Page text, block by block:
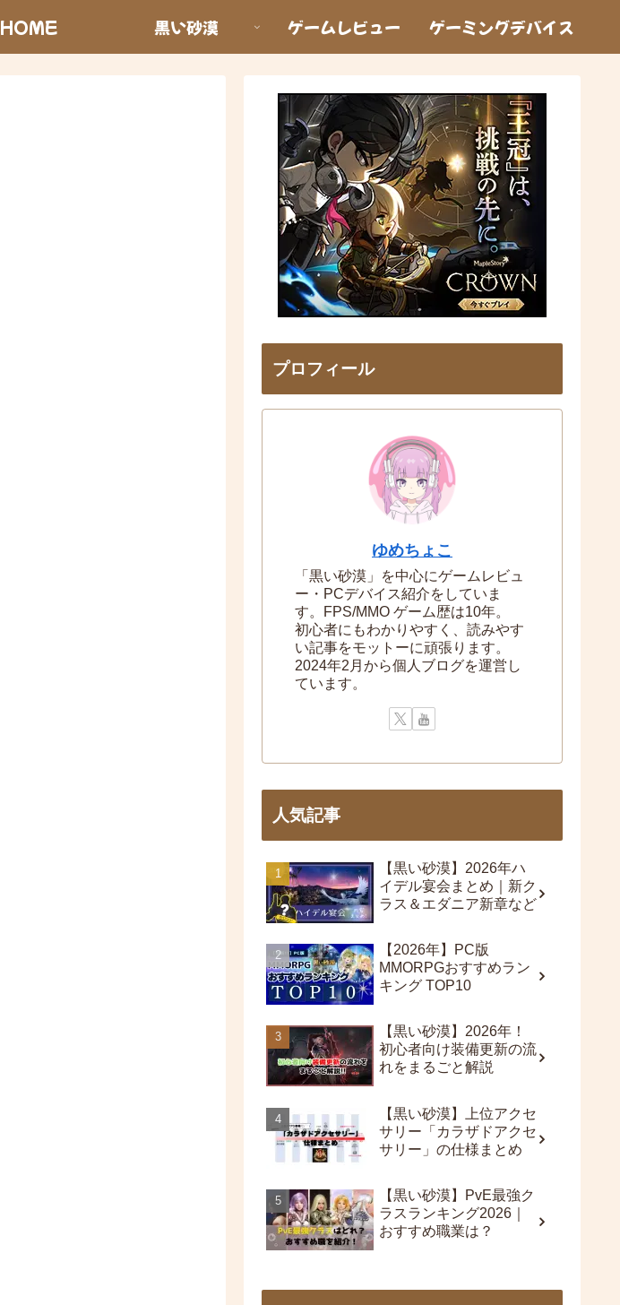
HOME 黒い砂漠 ゲームレビュー ゲーミングデバイス
プロフィール
ゆめちょこ
「黒い砂漠」を中心にゲームレビュ
ー・PCデバイス紹介をしていま
す。FPS/MMO ゲーム歴は10年。
初心者にもわかりやすく、読みやす
い記事をモットーに頑張ります。
2024年2月から個人ブログを運営し
ています。
人気記事
【黒い砂漠】2026年ハ
イデル宴会まとめ｜新ク
ラス＆エダニア新章など
【2026年】PC版
MMORPGおすすめラン
キング TOP10
【黒い砂漠】2026年！
初心者向け装備更新の流
れをまるごと解説
【黒い砂漠】上位アクセ
サリー「カラザドアクセ
サリー」の仕様まとめ
【黒い砂漠】PvE最強ク
ラスランキング2026｜
おすすめ職業は？